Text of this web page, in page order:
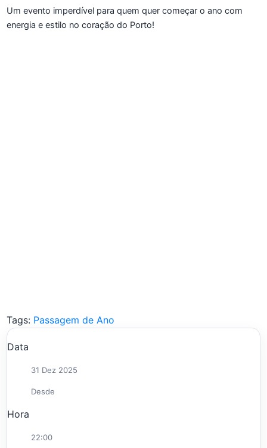
Um evento imperdível para quem quer começar o ano com
energia e estilo no coração do Porto!
Tags: Passagem de Ano
Data
31 Dez 2025
Desde
Hora
22:00